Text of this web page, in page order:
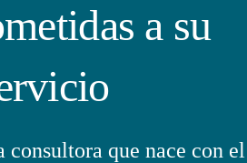
a su
que nace con el